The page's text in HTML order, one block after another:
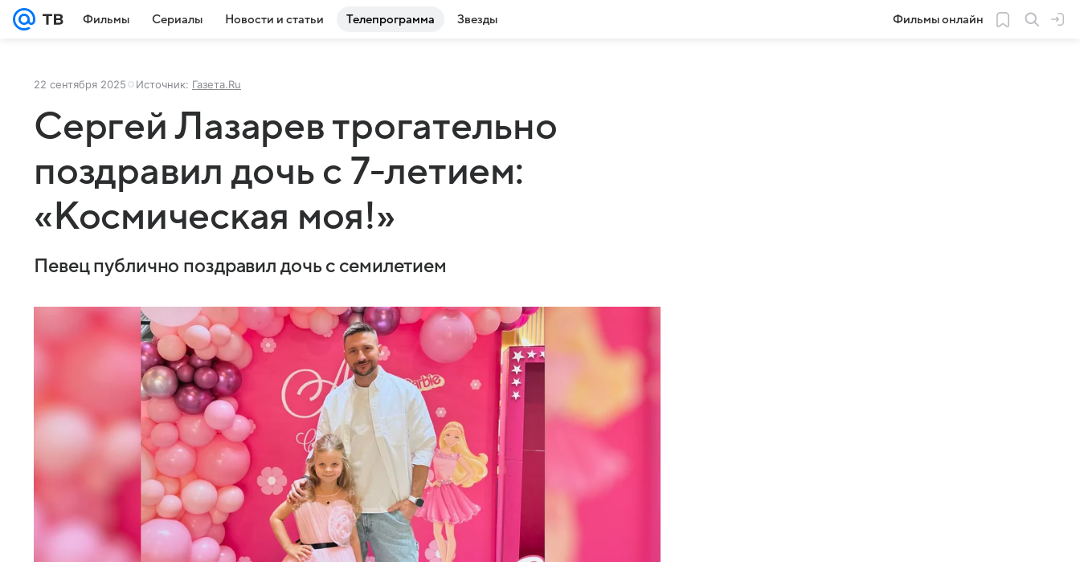
Фильмы Сериалы Новости и статьи Телепрограмма Звезды Фильмы онлайн
22 сентября 2025 Источник: Газета.Ru
Сергей Лазарев трогательно
поздравил дочь с 7-летием:
«Космическая моя!»
Певец публично поздравил дочь с семилетием